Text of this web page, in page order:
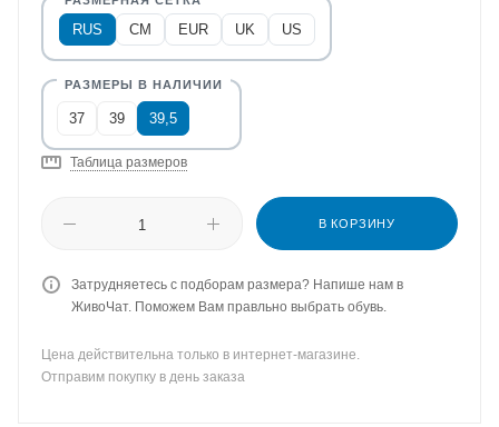
RUS CM EUR UK US
37 39 39,5
Таблица размеров
В КОРЗИНУ
Затрудняетесь с подборам размера? Напише нам в
ЖивоЧат. Поможем Вам правльно выбрать обувь.
Цена действительна только в интернет-магазине.
Отправим покупку в день заказа